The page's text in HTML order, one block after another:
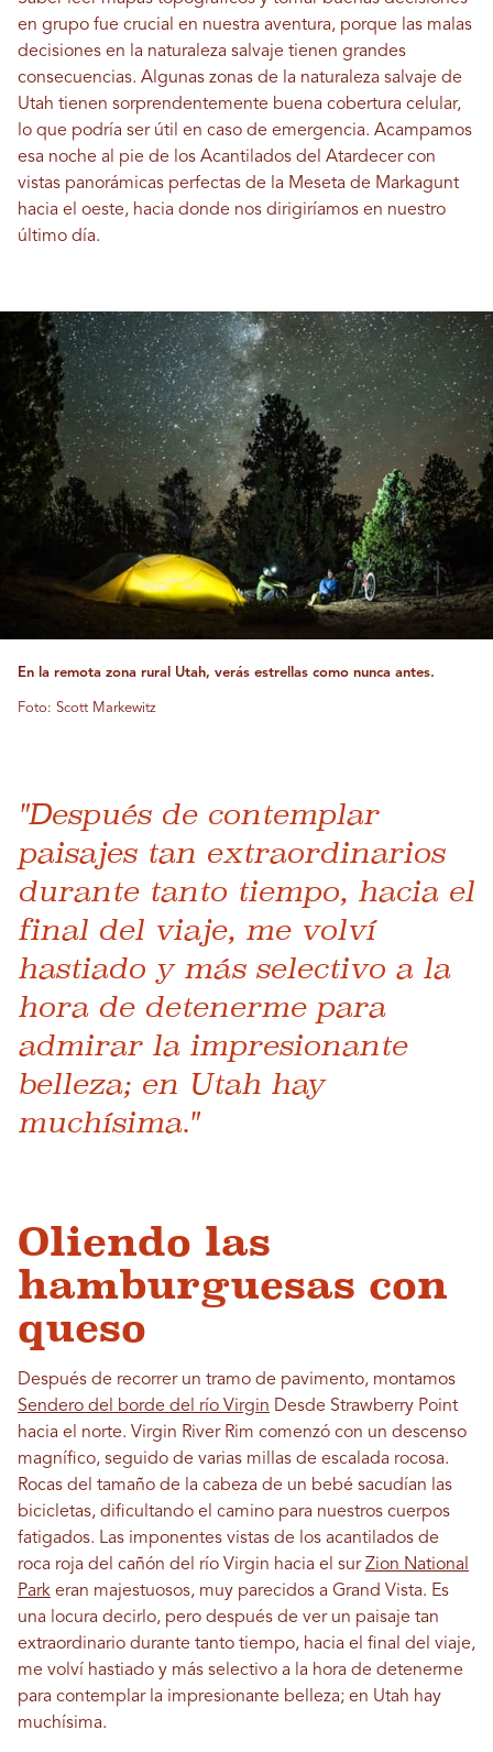
en grupo fue crucial en nuestra aventura, porque las malas
decisiones en la naturaleza salvaje tienen grandes
consecuencias. Algunas zonas de la naturaleza salvaje de
Utah tienen sorprendentemente buena cobertura celular,
lo que podría ser útil en caso de emergencia. Acampamos
esa noche al pie de los Acantilados del Atardecer con
vistas panorámicas perfectas de la Meseta de Markagunt
hacia el oeste, hacia donde nos dirigiríamos en nuestro
último día.
En la remota zona rural Utah, verás estrellas como nunca antes.
Foto: Scott Markewitz
"Después de contemplar
paisajes tan extraordinarios
durante tanto tiempo, hacia el
final del viaje, me volví
hastiado y más selectivo a la
hora de detenerme para
admirar la impresionante
belleza; en Utah hay
muchísima."
Oliendo las
hamburguesas con
queso
Después de recorrer un tramo de pavimento, montamos
Sendero del borde del río Virgin Desde Strawberry Point
hacia el norte. Virgin River Rim comenzó con un descenso
magnífico, seguido de varias millas de escalada rocosa.
Rocas del tamaño de la cabeza de un bebé sacudían las
bicicletas, dificultando el camino para nuestros cuerpos
fatigados. Las imponentes vistas de los acantilados de
roca roja del cañón del río Virgin hacia el surZion National
Park eran majestuosos, muy parecidos a Grand Vista. Es
una locura decirlo, pero después de ver un paisaje tan
extraordinario durante tanto tiempo, hacia el final del viaje,
me volví hastiado y más selectivo a la hora de detenerme
para contemplar la impresionante belleza; en Utah hay
muchísima.